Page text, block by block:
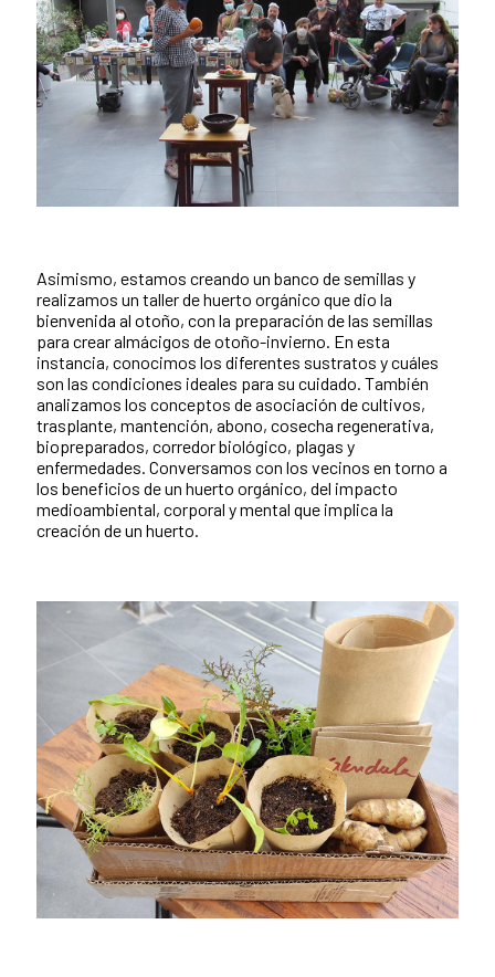
Asimismo, estamos creando un banco de semillas y
realizamos un taller de huerto orgánico que dio la
bienvenida al otoño, con la preparación de las semillas
para crear almácigos de otoño-invierno. En esta
instancia, conocimos los diferentes sustratos y cuáles
son las condiciones ideales para su cuidado. También
analizamos los conceptos de asociación de cultivos,
trasplante, mantención, abono, cosecha regenerativa,
biopreparados, corredor biológico, plagas y
enfermedades. Conversamos con los vecinos en torno a
los beneficios de un huerto orgánico, del impacto
medioambiental, corporal y mental que implica la
creación de un huerto.